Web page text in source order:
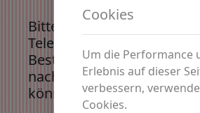
Bitte geben sie ihren
Telefonnummer ein, damit
Bestellung zuordnen
nach Bestellabschluss
können.
Cookies
Um die Performance
Erlebnis auf dieser
verbessern,
Cookies.